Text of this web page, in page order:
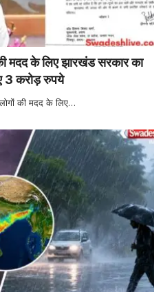
मदद के लिए झारखंड सरकार का
3 करोड़ रुपये
की मदद के लिए…